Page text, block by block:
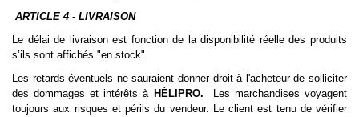
ARTICLE 4 - LIVRAISON
Le délai de livraison est fonction de la disponibilité réelle des produits
s’ils sont affichés "en stock".
Les retards éventuels ne sauraient donner droit à l'acheteur de solliciter
des dommages et intérêts à HÉLIPRO.
Les marchandises voyagent
toujours aux risques et périls du vendeur. Le client est tenu de vérifier